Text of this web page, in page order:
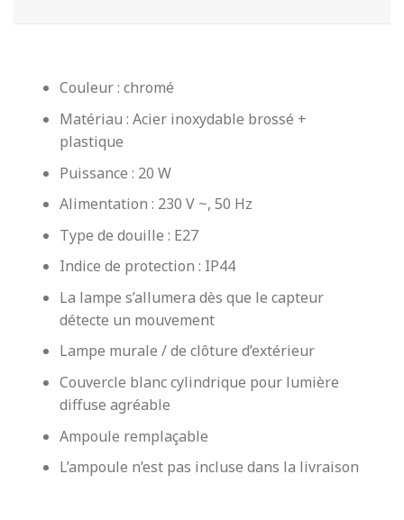
Couleur : chromé
Matériau : Acier inoxydable brossé +
plastique
Puissance : 20 W
Alimentation : 230 V ~, 50 Hz
Type de douille : E27
Indice de protection : IP44
La lampe s’allumera dès que le capteur
détecte un mouvement
Lampe murale / de clôture d’extérieur
Couvercle blanc cylindrique pour lumière
diffuse agréable
Ampoule remplaçable
L’ampoule n’est pas incluse dans la livraison